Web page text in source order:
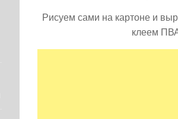
Рисуем сами на картоне и
клеем